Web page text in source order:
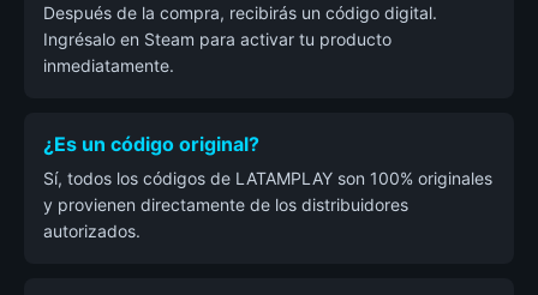
Después de la compra, recibirás un código digital.
Ingrésalo en Steam para activar tu producto
inmediatamente.
¿Es un código original?
Sí, todos los códigos de LATAMPLAY son 100% originales
y provienen directamente de los distribuidores
autorizados.